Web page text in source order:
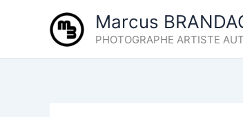
Marcus
PHOTOGRAPHE ARTISTE